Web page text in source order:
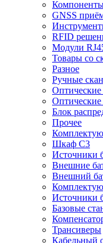
GNSS
RFID
Модули
Товары со
Разное
Ручные
Блок
Прочее
Шкаф C3
Источники
Внешние
Внешний
Источники
Базовые
Трансиверы
Кабельный